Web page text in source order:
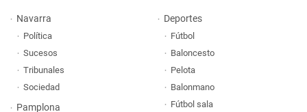
Navarra
Política
Sucesos
Tribunales
Sociedad
Pamplona
Deportes
Fútbol
Baloncesto
Pelota
Balonmano
Fútbol sala